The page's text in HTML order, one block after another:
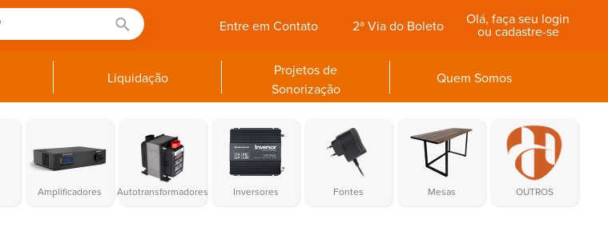
Olá, faça seu login
ou cadastre-se
2ª Via do Boleto
Entre em Contato
Liquidação
Projetos de
Sonorização
Quem Somos
Amplificadores Autotransformadores Inversores Fontes Mesas OUTROS